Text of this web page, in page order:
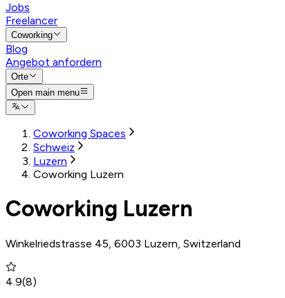
Jobs
Freelancer
Coworking
Blog
Angebot anfordern
Orte
Open main menu
Coworking Spaces
Schweiz
Luzern
Coworking Luzern
Coworking Luzern
Winkelriedstrasse 45, 6003 Luzern, Switzerland
4.9(8)